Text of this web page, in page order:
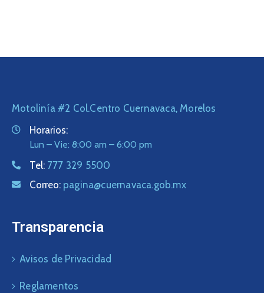
Motolinía #2 Col.Centro Cuernavaca, Morelos
Horarios:
Lun – Vie: 8:00 am – 6:00 pm
Tel: 777 329 5500
Correo: pagina@cuernavaca.gob.mx
Transparencia
Avisos de Privacidad
Reglamentos